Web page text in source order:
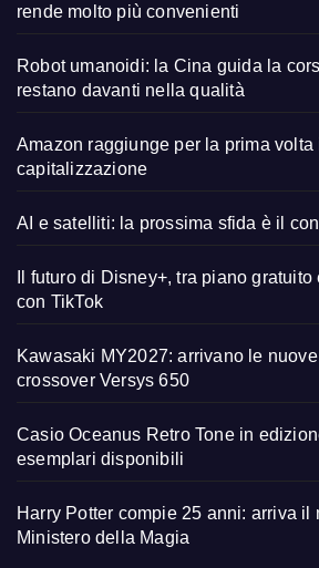
rende molto più convenienti
Robot umanoidi: la Cina guida la
restano davanti nella qualità
Amazon raggiunge per la prima
capitalizzazione
AI e satelliti: la prossima sfida è il
Il futuro di Disney+, tra piano
con TikTok
Kawasaki MY2027: arrivano le
crossover Versys 650
Casio Oceanus Retro Tone in
esemplari disponibili
Harry Potter compie 25 anni: arriva il
Ministero della Magia